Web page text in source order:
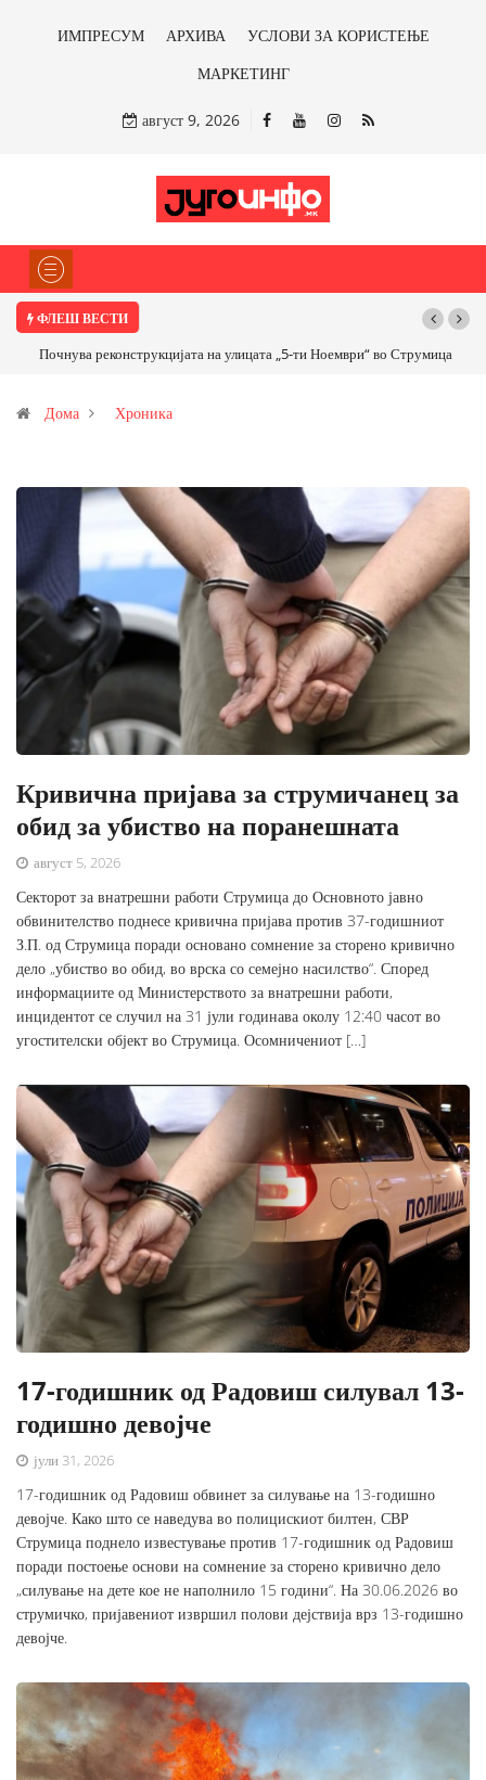
ИМПРЕСУМ АРХИВА
УСЛОВИ ЗА КОРИСТЕЊЕ
МАРКЕТИНГ
август 9, 2026
ФЛЕШ ВЕСТИ
Почнува реконструкцијата на улицата „5-ти Ноември“ во Струмица
Дома Хроника
Кривична пријава за струмичанец за
обид за убиство на поранешната
август 5, 2026
Секторот за внатрешни работи Струмица до Основното јавно
обвинителство поднесе кривична пријава против 37-годишниот
З.П. од Струмица поради основано сомнение за сторено кривично
дело „убиство во обид, во врска со семејно насилство“. Според
информациите од Министерството за внатрешни работи,
инцидентот се случил на 31 јули годинава околу 12:40 часот во
угостителски објект во Струмица. Осомничениот […]
17-годишник од Радовиш силувал 13-
годишно девојче
јули 31, 2026
17-годишник од Радовиш обвинет за силување на 13-годишно
девојче. Како што се наведува во полицискиот билтен, СВР
Струмица поднело известување против 17-годишник од Радовиш
поради постоење основи на сомнение за сторено кривично дело
„силување на дете кое не наполнило 15 години“. На 30.06.2026 во
струмичко, пријавениот извршил полови дејствија врз 13-годишно
девојче.